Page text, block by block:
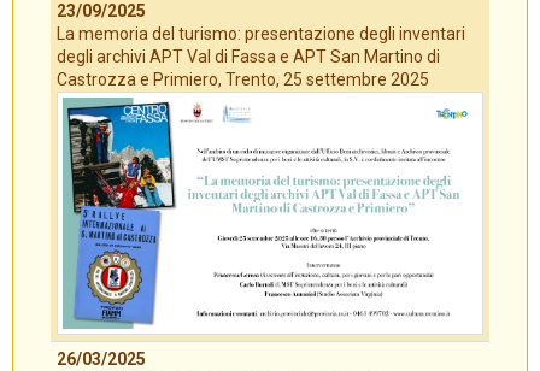
23/09/2025
La memoria del turismo: presentazione degli inventari
degli archivi APT Val di Fassa e APT San Martino di
Castrozza e Primiero, Trento, 25 settembre 2025
26/03/2025